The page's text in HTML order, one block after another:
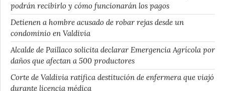
podrán recibirlo y cómo funcionarán los pagos
Detienen a hombre acusado de robar rejas desde un
condominio en Valdivia
Alcalde de Paillaco solicita declarar Emergencia Agrícola por
daños que afectan a 500 productores
Corte de Valdivia ratifica destitución de enfermera que viajó
durante licencia médica